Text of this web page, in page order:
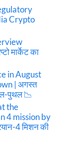
Crypto
मार्केट का
in August
| अगस्त
पुथल 📉
the
4 mission by
4 मिशन की